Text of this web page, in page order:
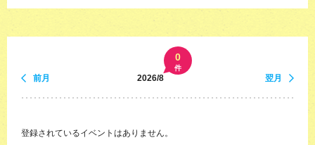
前月 2026/8
0
件
翌月
登録されているイベントはありません。